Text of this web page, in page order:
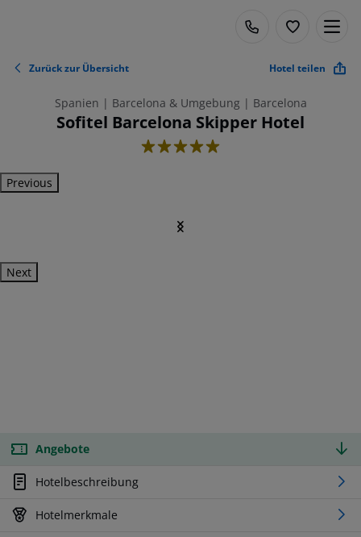
Zurück zur Übersicht Hotel teilen
Spanien | Barcelona & Umgebung | Barcelona
Sofitel Barcelona Skipper Hotel
5
Previous
Next
Angebote
Hotelbeschreibung
Hotelmerkmale